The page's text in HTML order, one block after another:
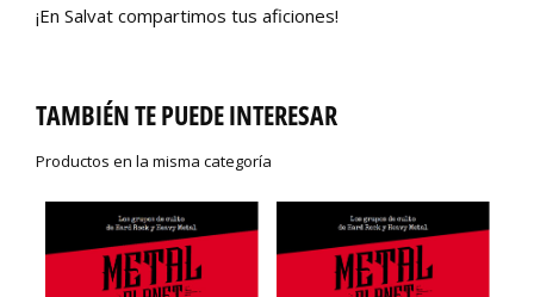
¡En Salvat compartimos tus aficiones!
TAMBIÉN TE PUEDE INTERESAR
Productos en la misma categoría